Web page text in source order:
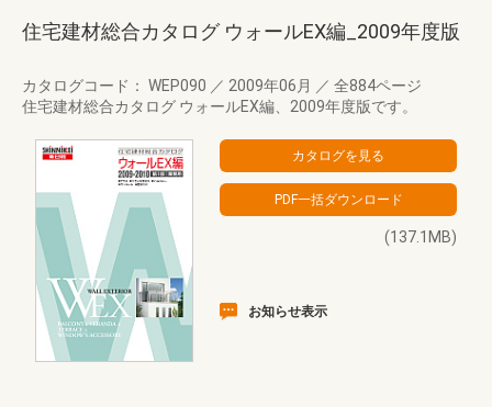
住宅建材総合カタログ ウォールEX編_2009年度版
カタログコード： WEP090 ／ 2009年06月 ／ 全884ページ
住宅建材総合カタログ ウォールEX編、2009年度版です。
(137.1MB)
お知らせ表示